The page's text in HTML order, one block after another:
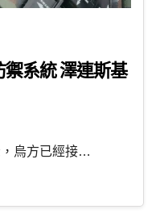
系統 澤連斯基
，烏方已經接…